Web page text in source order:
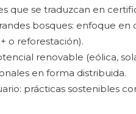
que se traduzcan en
bosques: enfoque
o reforestación).
renovable (eólica,
en forma distribuida.
prácticas sostenibles